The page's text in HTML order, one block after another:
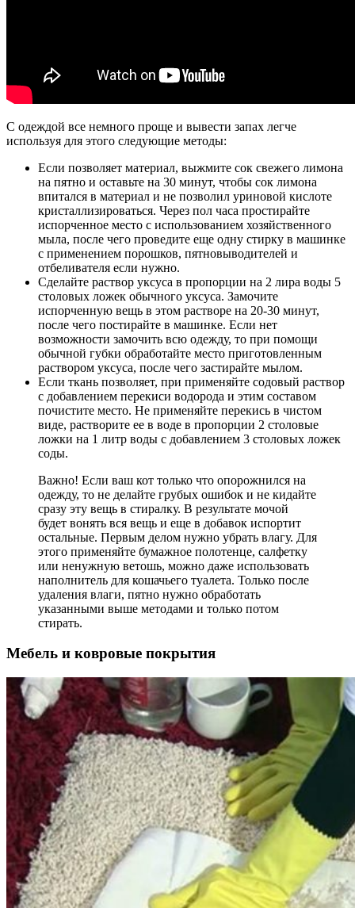
С одеждой все немного проще и вывести запах легче
используя для этого следующие методы:
Если позволяет материал, выжмите сок свежего лимона
на пятно и оставьте на 30 минут, чтобы сок лимона
впитался в материал и не позволил уриновой кислоте
кристаллизироваться. Через пол часа простирайте
испорченное место с использованием хозяйственного
мыла, после чего проведите еще одну стирку в машинке
с применением порошков, пятновыводителей и
отбеливателя если нужно.
Сделайте раствор уксуса в пропорции на 2 лира воды 5
столовых ложек обычного уксуса. Замочите
испорченную вещь в этом растворе на 20-30 минут,
после чего постирайте в машинке. Если нет
возможности замочить всю одежду, то при помощи
обычной губки обработайте место приготовленным
раствором уксуса, после чего застирайте мылом.
Если ткань позволяет, при применяйте содовый раствор
с добавлением перекиси водорода и этим составом
почистите место. Не применяйте перекись в чистом
виде, растворите ее в воде в пропорции 2 столовые
ложки на 1 литр воды с добавлением 3 столовых ложек
соды.
Важно! Если ваш кот только что опорожнился на
одежду, то не делайте грубых ошибок и не кидайте
сразу эту вещь в стиралку. В результате мочой
будет вонять вся вещь и еще в добавок испортит
остальные. Первым делом нужно убрать влагу. Для
этого применяйте бумажное полотенце, салфетку
или ненужную ветошь, можно даже использовать
наполнитель для кошачьего туалета. Только после
удаления влаги, пятно нужно обработать
указанными выше методами и только потом
стирать.
Мебель и ковровые покрытия